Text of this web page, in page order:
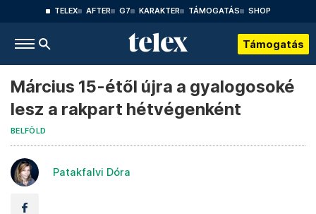
TELEX AFTER G7 KARAKTER TÁMOGATÁS SHOP
Támogatás
Március 15-étől újra a gyalogosoké
lesz a rakpart hétvégenként
BELFÖLD
Patakfalvi Dóra